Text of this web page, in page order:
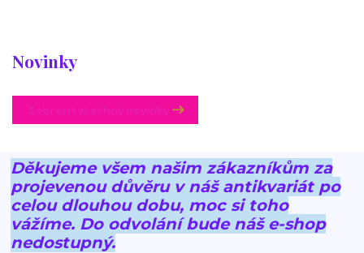
Novinky
Děkujeme všem našim zákazníkům za
projevenou důvěru v náš antikvariát po
celou dlouhou dobu, moc si toho
vážíme. Do odvolání bude náš e-shop
nedostupný.